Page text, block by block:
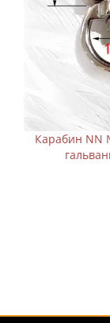
литой из
покрытием